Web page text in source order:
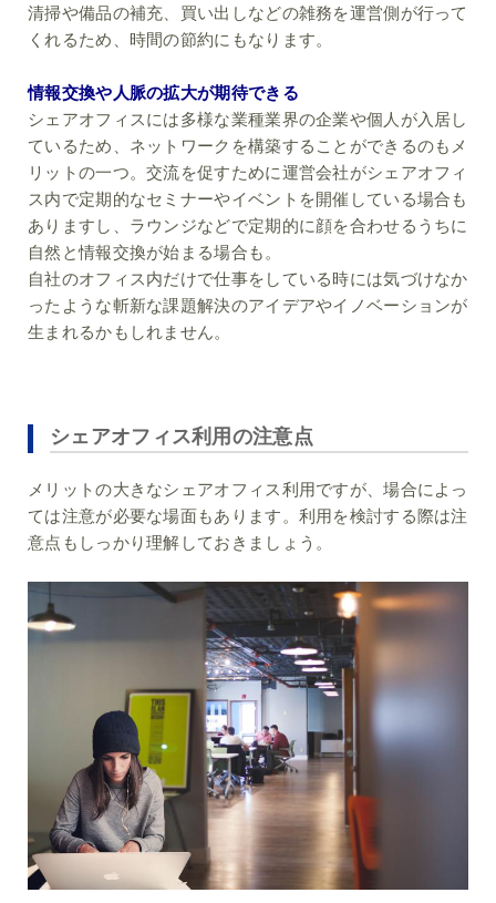
清掃や備品の補充、買い出しなどの雑務を運営側が行って
くれるため、時間の節約にもなります。
情報交換や人脈の拡大が期待できる
シェアオフィスには多様な業種業界の企業や個人が入居し
ているため、ネットワークを構築することができるのもメ
リットの一つ。交流を促すために運営会社がシェアオフィ
ス内で定期的なセミナーやイベントを開催している場合も
ありますし、ラウンジなどで定期的に顔を合わせるうちに
自然と情報交換が始まる場合も。
自社のオフィス内だけで仕事をしている時には気づけなか
ったような斬新な課題解決のアイデアやイノベーションが
生まれるかもしれません。
シェアオフィス利用の注意点
メリットの大きなシェアオフィス利用ですが、場合によっ
ては注意が必要な場面もあります。利用を検討する際は注
意点もしっかり理解しておきましょう。